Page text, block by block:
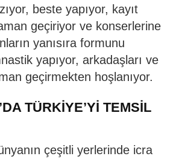
beste yapıyor, kayıt
geçiriyor ve konserlerine
yanısıra formunu
yapıyor, arkadaşları ve
geçirmekten hoşlanıyor.
TÜRKİYE’Yİ TEMSİL
çeşitli yerlerinde icra